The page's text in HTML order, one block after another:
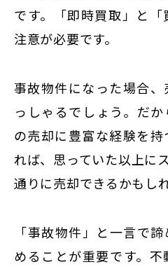
です。「即時買取」と
注意が必要です。
事故物件になった場合
っしゃるでしょう。だ
の売却に豊富な経験を
れば、思っていた以上に
通りに売却できるかもし
「事故物件」と一言で
めることが重要です。